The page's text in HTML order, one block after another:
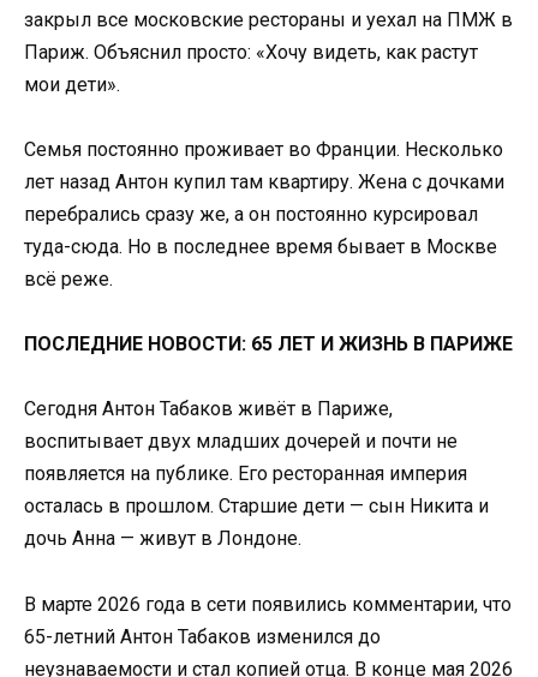
закрыл все московские рестораны и уехал на ПМЖ в
Париж. Объяснил просто: «Хочу видеть, как растут
мои дети».
Семья постоянно проживает во Франции. Несколько
лет назад Антон купил там квартиру. Жена с дочками
перебрались сразу же, а он постоянно курсировал
туда-сюда. Но в последнее время бывает в Москве
всё реже.
ПОСЛЕДНИЕ НОВОСТИ: 65 ЛЕТ И ЖИЗНЬ В ПАРИЖЕ
Сегодня Антон Табаков живёт в Париже,
воспитывает двух младших дочерей и почти не
появляется на публике. Его ресторанная империя
осталась в прошлом. Старшие дети — сын Никита и
дочь Анна — живут в Лондоне.
В марте 2026 года в сети появились комментарии, что
65-летний Антон Табаков изменился до
неузнаваемости и стал копией отца. В конце мая 2026